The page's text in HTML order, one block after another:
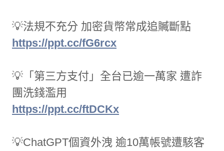
💡法規不充分 加密貨幣常成追贓斷點
https://ppt.cc/fG6rcx
💡「第三方支付」全台已逾一萬家 遭詐
團洗錢濫用
https://ppt.cc/ftDCKx
💡ChatGPT個資外洩 逾10萬帳號遭駭客